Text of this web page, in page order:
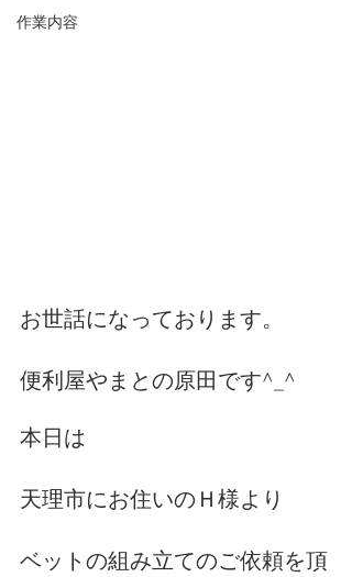
作業内容
お世話になっております。
便利屋やまとの原田です^_^
本日は
天理市にお住いのＨ様より
ベットの組み立てのご依頼を頂